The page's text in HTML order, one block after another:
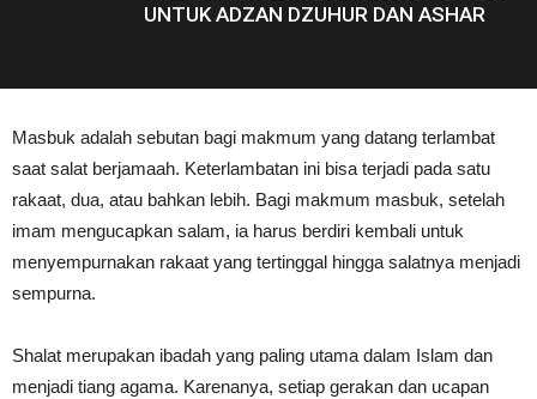
UNTUK ADZAN DZUHUR DAN ASHAR
Masbuk adalah sebutan bagi makmum yang datang terlambat
saat salat berjamaah. Keterlambatan ini bisa terjadi pada satu
rakaat, dua, atau bahkan lebih. Bagi makmum masbuk, setelah
imam mengucapkan salam, ia harus berdiri kembali untuk
menyempurnakan rakaat yang tertinggal hingga salatnya menjadi
sempurna.
Shalat merupakan ibadah yang paling utama dalam Islam dan
menjadi tiang agama. Karenanya, setiap gerakan dan ucapan